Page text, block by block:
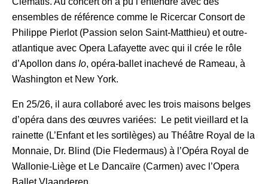
ensembles de référence comme le Ricercar Consort de
Philippe Pierlot (Passion selon Saint-Matthieu) et outre-
atlantique avec Opera Lafayette avec qui il crée le rôle
d’Apollon dans Io, opéra-ballet inachevé de Rameau, à
Washington et New York.
En 25/26, il aura collaboré avec les trois maisons belges
d’opéra dans des œuvres variées: Le petit vieillard et la
rainette (L’Enfant et les sortilèges) au Théâtre Royal de la
Monnaie, Dr. Blind (Die Fledermaus) à l’Opéra Royal de
Wallonie-Liège et Le Dancaïre (Carmen) avec l’Opera